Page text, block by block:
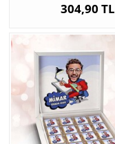
304,90 TL